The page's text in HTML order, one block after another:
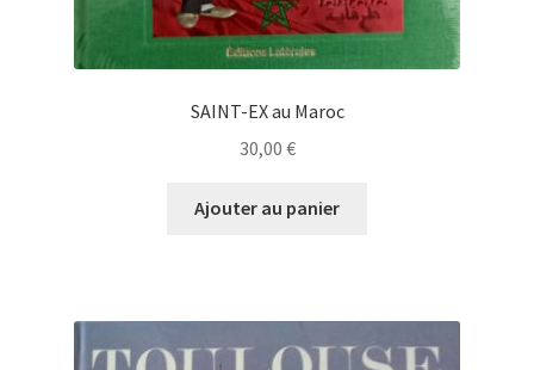
SAINT-EX au Maroc
30,00 €
Ajouter au panier